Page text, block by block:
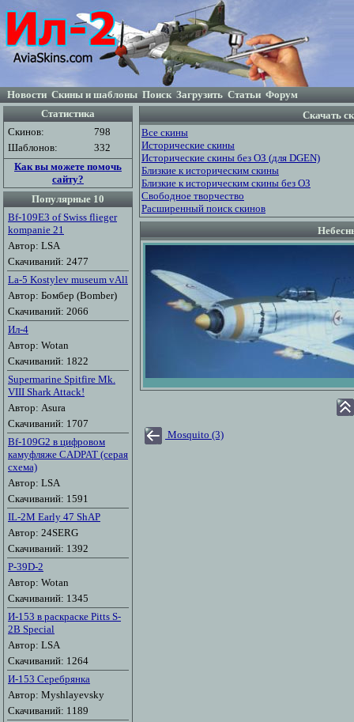
Новости Скины и шаблоны Поиск Загрузить Статьи Форум
Статистика
Скинов:
798
Шаблонов:
332
Как вы можете помочь
сайту?
Популярные 10
Bf-109E3 of Swiss flieger
kompanie 21
Автор: LSA
Скачиваний: 2477
La-5 Kostylev museum vAll
Автор: Бомбер (Bomber)
Скачиваний: 2066
Ил-4
Автор: Wotan
Скачиваний: 1822
Supermarine Spitfire Mk.
VIII Shark Attack!
Автор: Asura
Скачиваний: 1707
Bf-109G2 в цифровом
камуфляже CADPAT (серая
схема)
Автор: LSA
Скачиваний: 1591
IL-2M Early 47 ShAP
Автор: 24SERG
Скачиваний: 1392
P-39D-2
Автор: Wotan
Скачиваний: 1345
И-153 в раскраске Pitts S-
2B Special
Автор: LSA
Скачиваний: 1264
И-153 Серебрянка
Автор: Myshlayevsky
Скачиваний: 1189
Скачать
Все скины
Исторические скины
Исторические скины без ОЗ (для DGEN)
Близкие к историческим скины
Близкие к историческим скины без ОЗ
Свободное творчество
Расширенный поиск скинов
Mosquito (3)